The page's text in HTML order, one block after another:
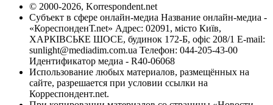
© 2000-2026, Korrespondent.net
Субъект в сфере онлайн-медиа Название онлайн-медиа -
«КореспонденТ.net» Адрес: 02091, місто Київ,
ХАРКІВСЬКЕ ШОСЕ, будинок 172-Б, офіс 208/1 E-mail:
sunlight@mediadim.com.ua Телефон: 044-205-43-00
Идентификатор медиа - R40-06068
Использование любых материалов, размещённых на
сайте, разрешается при условии ссылки на
Корреспондент.net.